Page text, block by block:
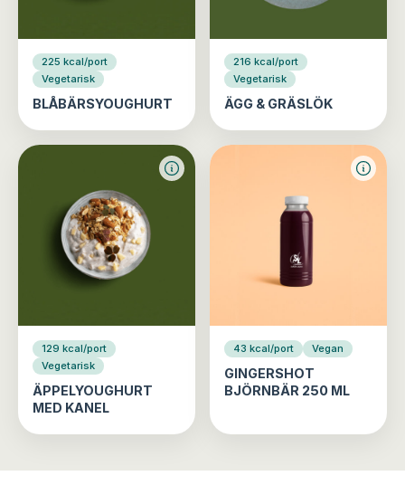
225 kcal/port
Vegetarisk
BLÅBÄRSYOUGHURT
216 kcal/port
Vegetarisk
ÄGG & GRÄSLÖK
129 kcal/port
Vegetarisk
ÄPPELYOUGHURT
MED KANEL
43 kcal/port Vegan
GINGERSHOT
BJÖRNBÄR 250 ML